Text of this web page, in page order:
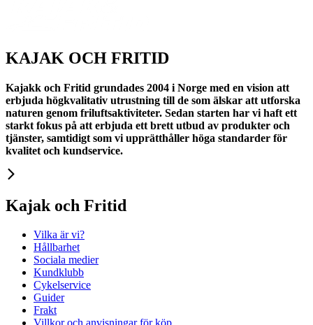
KAJAK OCH FRITID
Kajakk och Fritid grundades 2004 i Norge med en vision att
erbjuda högkvalitativ utrustning till de som älskar att utforska
naturen genom friluftsaktiviteter. Sedan starten har vi haft ett
starkt fokus på att erbjuda ett brett utbud av produkter och
tjänster, samtidigt som vi upprätthåller höga standarder för
kvalitet och kundservice.
Kajak och Fritid
Vilka är vi?
Hållbarhet
Sociala medier
Kundklubb
Cykelservice
Guider
Frakt